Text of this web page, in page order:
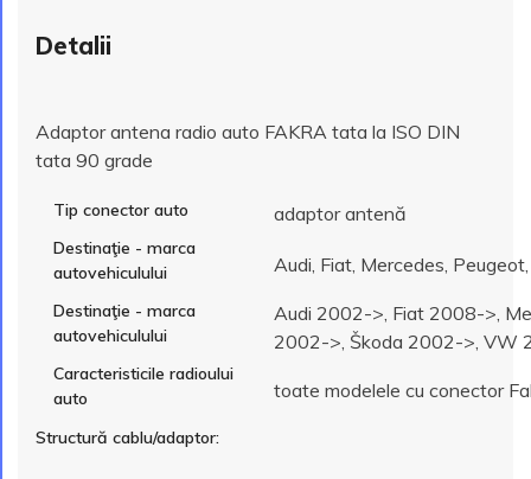
Detalii
Adaptor antena radio auto FAKRA tata la ISO DIN
tata 90 grade
Tip conector auto adaptor antenă
Destinaţie - marca
autovehiculului
Audi, Fiat, Mercedes,
Destinaţie - marca
autovehiculului
Audi 2002->, Fiat 2008->,
2002->, Škoda 2002->, VW
Caracteristicile radioului
auto
toate modelele cu conector
Structură cablu/adaptor: